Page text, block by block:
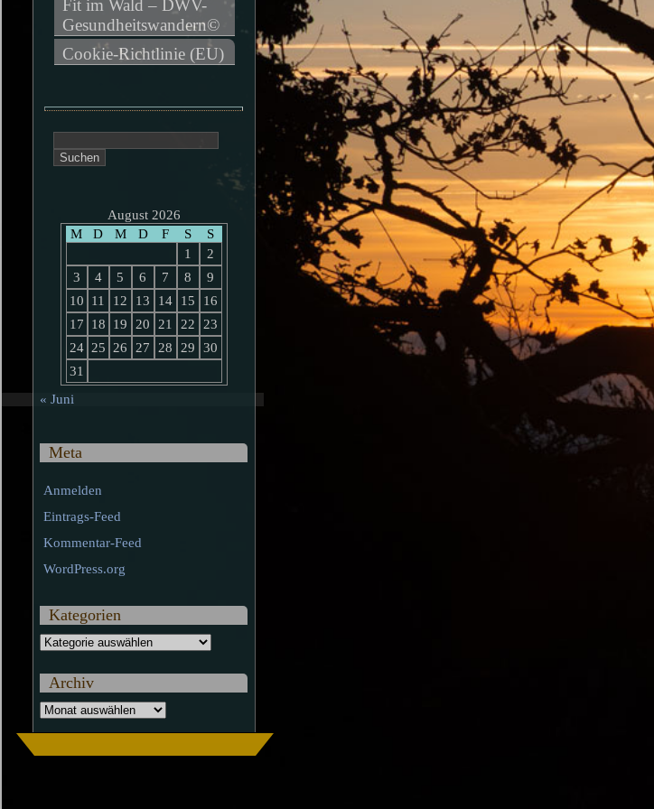
Fit im Wald – DWV-
Gesundheitswandern©
Cookie-Richtlinie (EU)
nach:
August 2026
M
D M D F S
S
1
2
3
4 5 6 7 8
9
10
11 12 13 14 15
16
17
18 19 20 21 22
23
24 25 26 27 28 29
30
31
« Juni
Meta
Anmelden
Eintrags-Feed
Kommentar-Feed
WordPress.org
Kategorien
Kategorien
Archiv
Archiv